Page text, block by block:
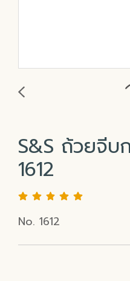
S&S ถ้วยจีบ
1612
No. 1612